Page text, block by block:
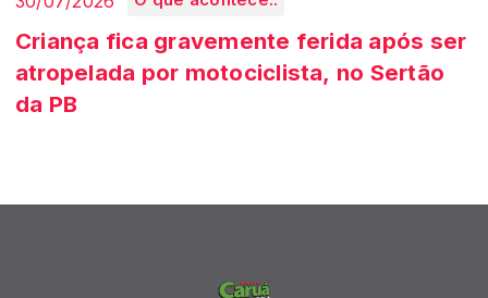
Criança fica gravemente ferida após ser
atropelada por motociclista, no Sertão
da PB